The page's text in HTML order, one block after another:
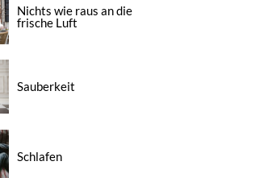
Nichts wie raus an die
frische Luft
Sauberkeit
Schlafen